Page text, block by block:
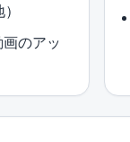
のアッ